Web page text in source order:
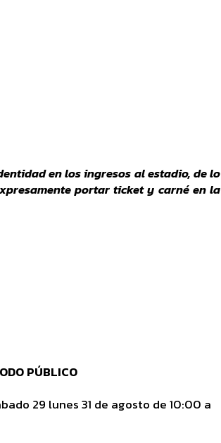
en los ingresos al estadio, de lo
portar ticket y carné en la
PÚBLICO
29 lunes 31 de agosto de 10:00 a